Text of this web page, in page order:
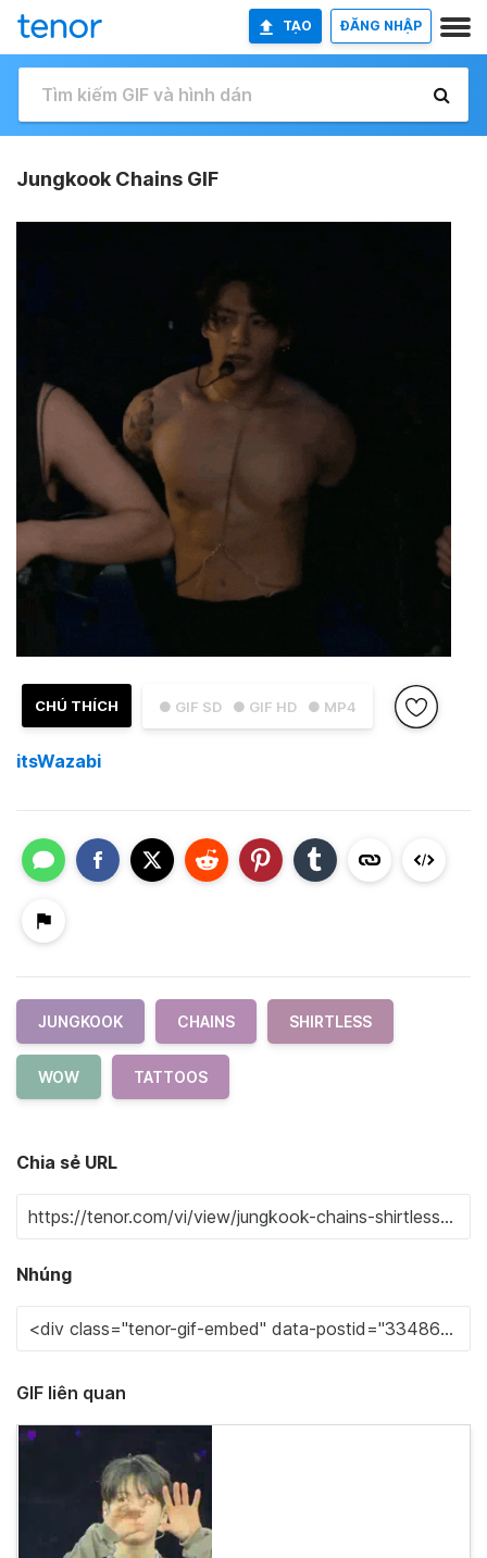
TẠO ĐĂNG NHẬP
Jungkook Chains GIF
● GIF SD ● GIF HD ● MP4
CHÚ THÍCH
itsWazabi
JUNGKOOK CHAINS SHIRTLESS
WOW TATTOOS
Chia sẻ URL
Nhúng
GIF liên quan